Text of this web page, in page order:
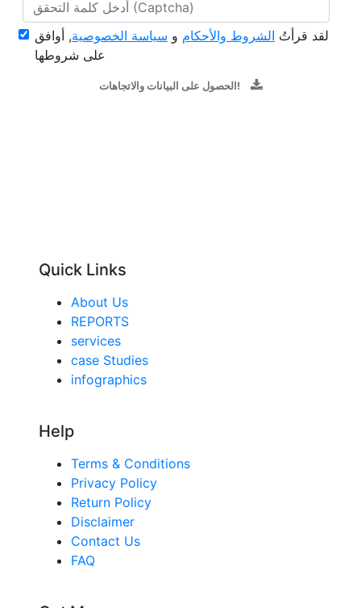
لقد قرأتُ الشروط والأحكام و سياسة الخصوصية, أوافق
على شروطها
الحصول على البيانات والاتجاهات!
Quick Links
About Us
REPORTS
services
case Studies
infographics
Help
Terms & Conditions
Privacy Policy
Return Policy
Disclaimer
Contact Us
FAQ